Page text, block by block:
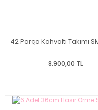
42 Parça Kahvaltı Takımı
8.900,00 TL